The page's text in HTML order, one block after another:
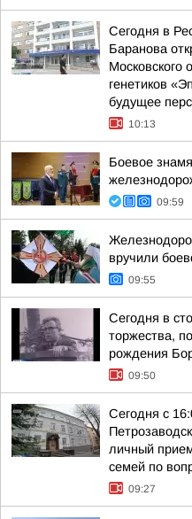
Сегодня в
Баранова
Московского
генетиков
будущее
10:13
Боевое
09:59
вручили
09:55
Сегодня в
торжества,
рождения
09:50
Сегодня с
личный
семей по
09:27